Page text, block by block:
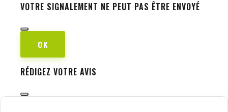
VOTRE SIGNALEMENT NE PEUT PAS ÊTRE ENVOYÉ
OK
RÉDIGEZ VOTRE AVIS